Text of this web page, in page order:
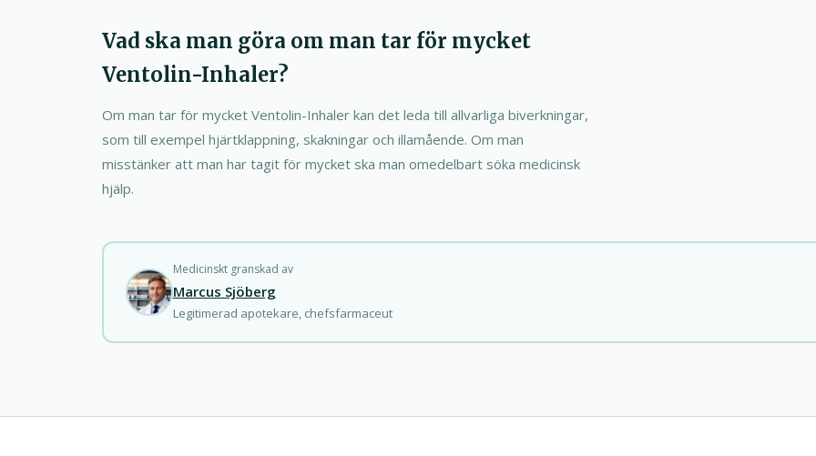
Vad ska man göra om man tar för mycket
Ventolin-Inhaler?
Om man tar för mycket Ventolin-Inhaler kan det leda till allvarliga biverkningar,
som till exempel hjärtklappning, skakningar och illamående. Om man
misstänker att man har tagit för mycket ska man omedelbart söka medicinsk
hjälp.
Medicinskt granskad av
Marcus Sjöberg
Legitimerad apotekare, chefsfarmaceut